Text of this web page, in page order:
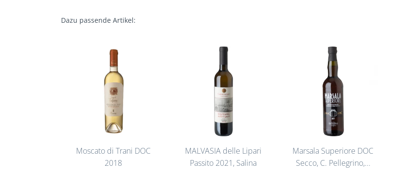
Dazu passende Artikel:
Moscato di Trani DOC
2018
MALVASIA delle Lipari
Passito 2021, Salina
Marsala Superiore DOC
Secco, C. Pellegrino,...